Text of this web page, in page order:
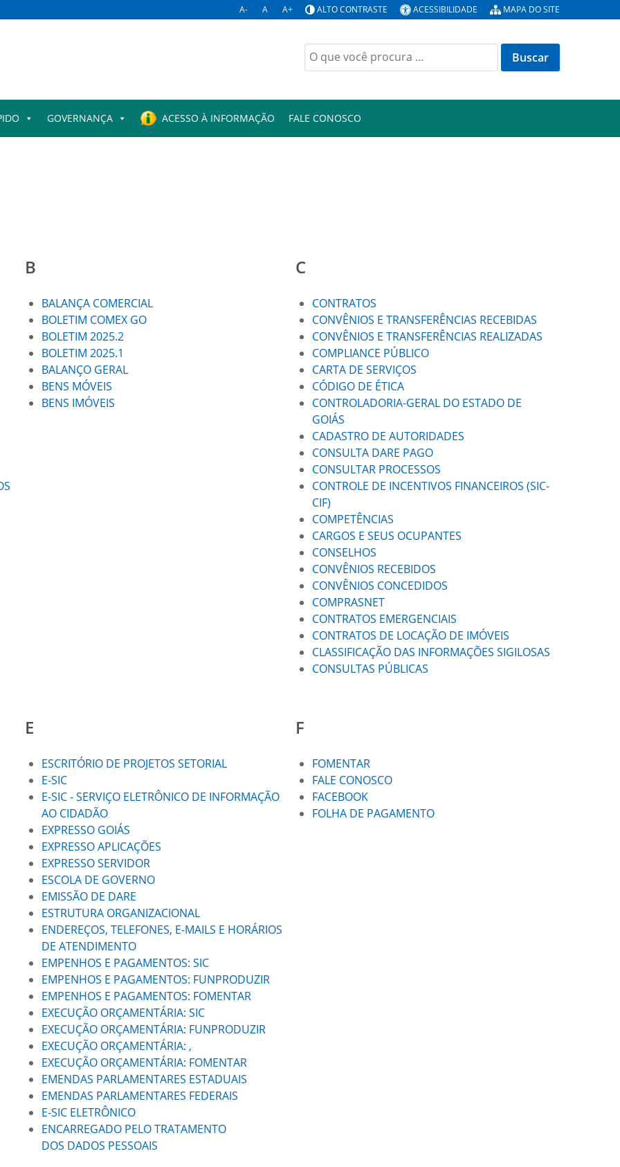
A- A A+ ALTO CONTRASTE ACESSIBILIDADE MAPA DO SITE
Buscar
por:
GOVERNANÇA ACESSO À INFORMAÇÃO FALE CONOSCO
B
BALANÇA COMERCIAL
BOLETIM COMEX GO
BOLETIM 2025.2
BOLETIM 2025.1
BALANÇO GERAL
BENS MÓVEIS
BENS IMÓVEIS
C
CONTRATOS
CONVÊNIOS E TRANSFERÊNCIAS RECEBIDAS
CONVÊNIOS E TRANSFERÊNCIAS REALIZADAS
COMPLIANCE PÚBLICO
CARTA DE SERVIÇOS
CÓDIGO DE ÉTICA
CONTROLADORIA-GERAL DO ESTADO DE
GOIÁS
CADASTRO DE AUTORIDADES
CONSULTA DARE PAGO
CONSULTAR PROCESSOS
CONTROLE DE INCENTIVOS FINANCEIROS (SIC-
CIF)
COMPETÊNCIAS
CARGOS E SEUS OCUPANTES
CONSELHOS
CONVÊNIOS RECEBIDOS
CONVÊNIOS CONCEDIDOS
COMPRASNET
CONTRATOS EMERGENCIAIS
CONTRATOS DE LOCAÇÃO DE IMÓVEIS
CLASSIFICAÇÃO DAS INFORMAÇÕES SIGILOSAS
CONSULTAS PÚBLICAS
E
ESCRITÓRIO DE PROJETOS SETORIAL
E-SIC
E-SIC - SERVIÇO ELETRÔNICO DE INFORMAÇÃO
AO CIDADÃO
EXPRESSO GOIÁS
EXPRESSO APLICAÇÕES
EXPRESSO SERVIDOR
ESCOLA DE GOVERNO
EMISSÃO DE DARE
ESTRUTURA ORGANIZACIONAL
ENDEREÇOS, TELEFONES, E-MAILS E HORÁRIOS
DE ATENDIMENTO
EMPENHOS E PAGAMENTOS: SIC
EMPENHOS E PAGAMENTOS: FUNPRODUZIR
EMPENHOS E PAGAMENTOS: FOMENTAR
EXECUÇÃO ORÇAMENTÁRIA: SIC
EXECUÇÃO ORÇAMENTÁRIA: FUNPRODUZIR
EXECUÇÃO ORÇAMENTÁRIA: ,
EXECUÇÃO ORÇAMENTÁRIA: FOMENTAR
EMENDAS PARLAMENTARES ESTADUAIS
EMENDAS PARLAMENTARES FEDERAIS
E-SIC ELETRÔNICO
ENCARREGADO PELO TRATAMENTO
DOS DADOS PESSOAIS
F
FOMENTAR
FALE CONOSCO
FACEBOOK
FOLHA DE PAGAMENTO